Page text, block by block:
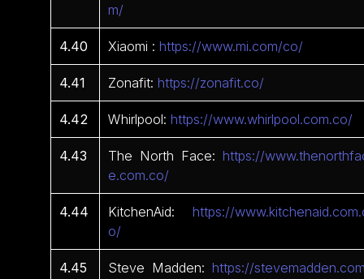
m/
4.40 Xiaomi :https://www.mi.com/co/
4.41 Zonafit:https://zonafit.co/
4.42 Whirlpool:https://www.whirlpool.com.co/
4.43 The North Face:https://
e.com.co/
4.44 KitchenAid:https://
o/
4.45 Steve Madden:https://